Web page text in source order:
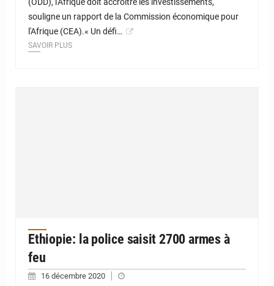
souligne un rapport de la Commission économique pour
l'Afrique (CEA).« Un défi…
SAVOIR PLUS
Ethiopie: la police saisit 2700 armes à
feu
16 décembre 2020